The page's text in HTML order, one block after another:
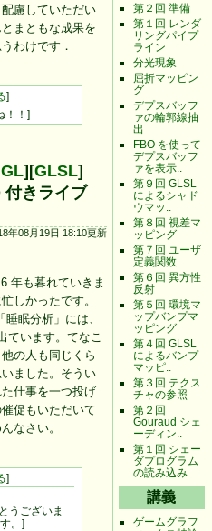
第２回 準備
第１回 レンダ
リングパイプ
ライン
分光現象
屈折マッピン
グ
デプスバッフ
ァの輪郭線抽
出
FBO を使って
デプスバッフ
ァを表示..
第９回 GLSL
によるシャド
ウマッ..
第８回 視差マ
ッピング
第７回 ユーザ
定義関数
第６回 異方性
反射
第５回 環境マ
ップバンプマ
ッピング
第４回 GLSL
によるバンプ
マッピ..
第３回 テクス
チャの参照
第２回
Gouraud シェ
ーディン..
第１回 シェー
ダプログラム
の読み込み
講義
ゲームグラフ
慮していただい
まともな成果を
わけです．
]
！！]
][GLSL]
付きライブ
年08月19日 18:10更新
年も暮れていきま
しかったです。
眠分析」には、
ています。てなこ
の人も同じくら
ました。そうい
仕事を一つ投げ
促もいただいて
なさい。
]
うございま
。]